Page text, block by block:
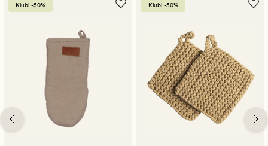
Klubi -50% Klubi -50%